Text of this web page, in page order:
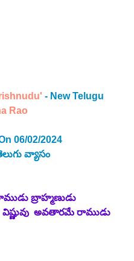
- New Telugu
Rao
06/02/2024
వ్యాసం
బ్రాహ్మణుడు
అవతారమే రాముడు